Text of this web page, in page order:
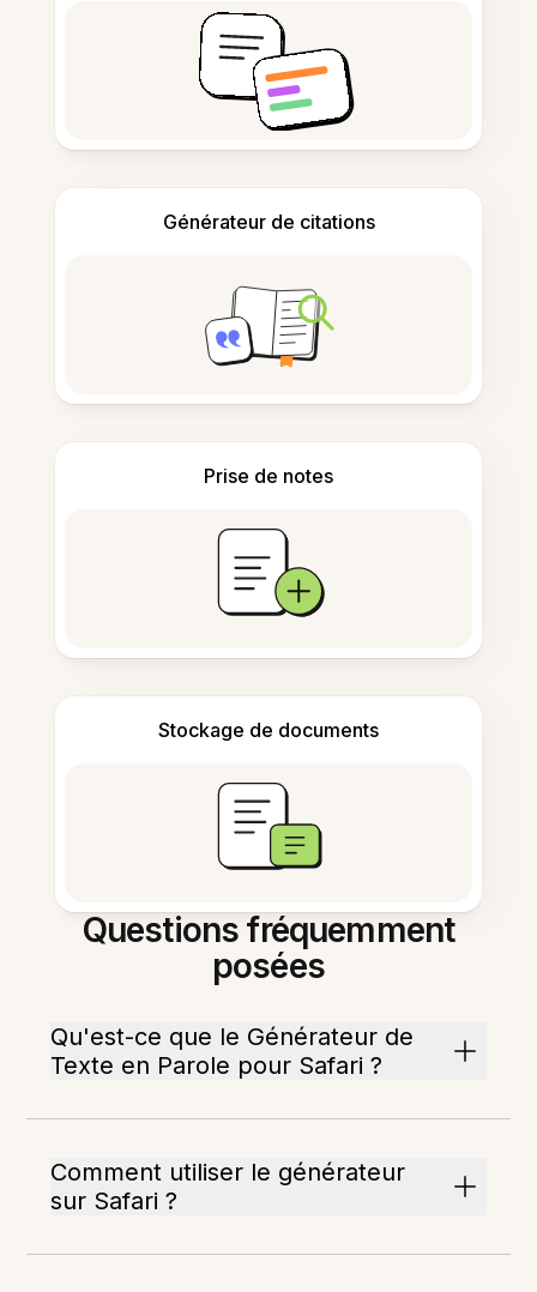
Générateur de citations
Prise de notes
Stockage de documents
Questions fréquemment
posées
Qu'est-ce que le Générateur de
Texte en Parole pour Safari ?
Comment utiliser le générateur
sur Safari ?